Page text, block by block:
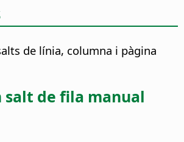
de línia, columna i pàgina
de fila manual